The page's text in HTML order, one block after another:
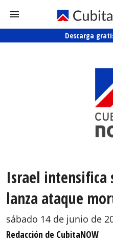
Descarga
Israel intensifica
lanza ataque
sábado 14 de junio de
Redacción de CubitaNOW